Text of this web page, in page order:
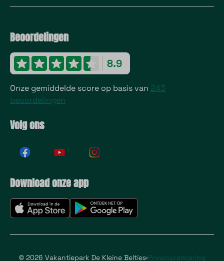
Beoordelingen
8.9
Onze gemiddelde score op basis van 243
beoordelingen
Volg ons
Download onze app
© 2026 Vakantiepark De Kleine Belties·Privacyverklaring